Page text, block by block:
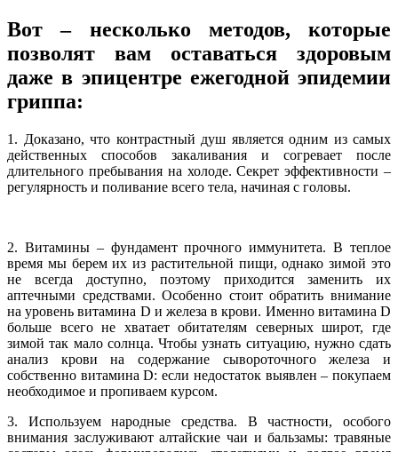
Вот – несколько методов, которые
позволят вам оставаться здоровым
даже в эпицентре ежегодной эпидемии
гриппа:
1. Доказано, что контрастный душ является одним из самых
действенных способов закаливания и согревает после
длительного пребывания на холоде. Секрет эффективности –
регулярность и поливание всего тела, начиная с головы.
2. Витамины – фундамент прочного иммунитета. В теплое
время мы берем их из растительной пищи, однако зимой это
не всегда доступно, поэтому приходится заменить их
аптечными средствами. Особенно стоит обратить внимание
на уровень витамина D и железа в крови. Именно витамина D
больше всего не хватает обитателям северных широт, где
зимой так мало солнца. Чтобы узнать ситуацию, нужно сдать
анализ крови на содержание сывороточного железа и
собственно витамина D: если недостаток выявлен – покупаем
необходимое и пропиваем курсом.
3. Используем народные средства. В частности, особого
внимания заслуживают алтайские чаи и бальзамы: травяные